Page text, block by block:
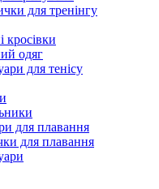
для тренінгу
кросівки
одяг
для тенісу
для плавання
для плавання